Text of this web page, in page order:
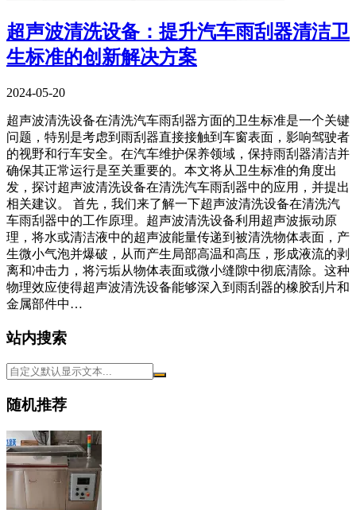
超声波清洗设备：提升汽车雨刮器清洁卫
生标准的创新解决方案
2024-05-20
超声波清洗设备在清洗汽车雨刮器方面的卫生标准是一个关键
问题，特别是考虑到雨刮器直接接触到车窗表面，影响驾驶者
的视野和行车安全。在汽车维护保养领域，保持雨刮器清洁并
确保其正常运行是至关重要的。本文将从卫生标准的角度出
发，探讨超声波清洗设备在清洗汽车雨刮器中的应用，并提出
相关建议。 首先，我们来了解一下超声波清洗设备在清洗汽
车雨刮器中的工作原理。超声波清洗设备利用超声波振动原
理，将水或清洁液中的超声波能量传递到被清洗物体表面，产
生微小气泡并爆破，从而产生局部高温和高压，形成液流的剥
离和冲击力，将污垢从物体表面或微小缝隙中彻底清除。这种
物理效应使得超声波清洗设备能够深入到雨刮器的橡胶刮片和
金属部件中…
站内搜索
随机推荐